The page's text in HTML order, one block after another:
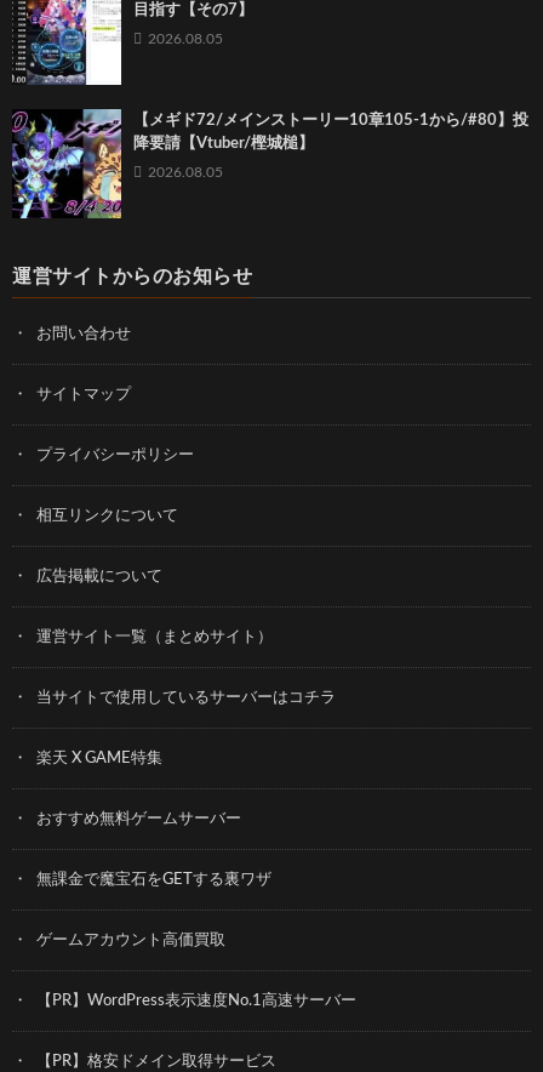
目指す【その7】
2026.08.05
【メギド72/メインストーリー10章105-1から/#80】投
降要請【Vtuber/樫城槌】
2026.08.05
運営サイトからのお知らせ
お問い合わせ
サイトマップ
プライバシーポリシー
相互リンクについて
広告掲載について
運営サイト一覧（まとめサイト）
当サイトで使用しているサーバーはコチラ
楽天 X GAME特集
おすすめ無料ゲームサーバー
無課金で魔宝石をGETする裏ワザ
ゲームアカウント高価買取
【PR】WordPress表示速度No.1高速サーバー
【PR】格安ドメイン取得サービス